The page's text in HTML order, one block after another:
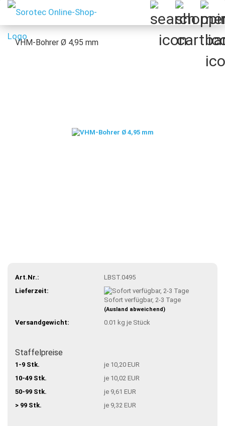
VHM-Bohrer Ø 4,95 mm
Art.Nr.:
LBST.0495
Lieferzeit:
Sofort verfügbar, 2-3 Tage
(Ausland abweichend)
Versandgewicht: 0.01 kg je Stück
Staffelpreise
1-9 Stk.
je 10,20 EUR
10-49 Stk.
je 10,02 EUR
50-99 Stk.
je 9,61 EUR
> 99 Stk.
je 9,32 EUR